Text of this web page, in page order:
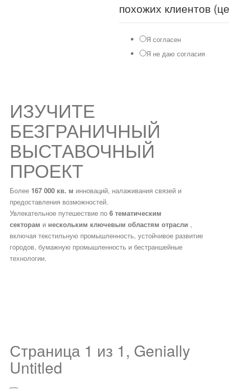
похожих клиентов
Я согласен
Я не даю согласия
ИЗУЧИТЕ
БЕЗГРАНИЧНЫЙ
ВЫСТАВОЧНЫЙ
ПРОЕКТ
Более 167 000 кв. м инноваций, налаживания связей и
предоставления возможностей.
Увлекательное путешествие по 6 тематическим
секторам и нескольким ключевым областям отрасли ,
включая текстильную промышленность, устойчивое развитие
городов, бумажную промышленность и бестраншейные
технологии.
Страница 1 из 1, Genially
Untitled